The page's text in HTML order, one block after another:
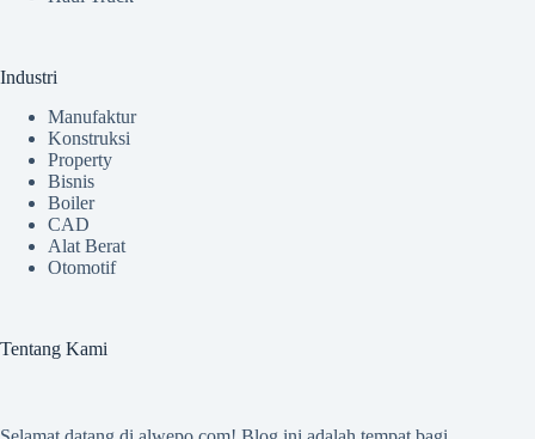
Industri
Manufaktur
Konstruksi
Property
Bisnis
Boiler
CAD
Alat Berat
Otomotif
Tentang Kami